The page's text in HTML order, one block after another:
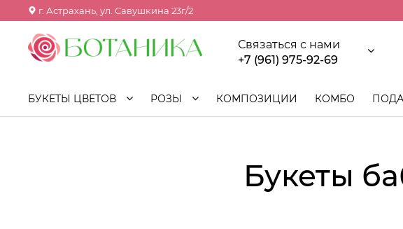
г. Астрахань, ул. Савушкина 23г/2
Связаться с нами
+7 (961) 975-92-69
БУКЕТЫ ЦВЕТОВ РОЗЫ КОМПОЗИЦИИ КОМБО
Букеты